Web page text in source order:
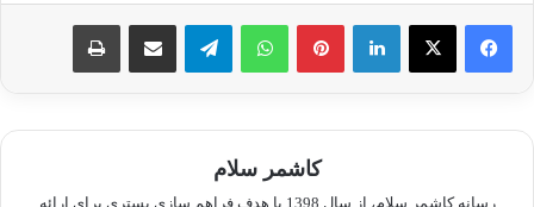
لینکدین پینترستواتس آپ تلگرام اشتراک گذاری از طریق ایمیل چاپ
کاشمر سلام
رسانه کاشمر سلام، از سال 1398 با هدف فراهم سازی بستری برای ارائه